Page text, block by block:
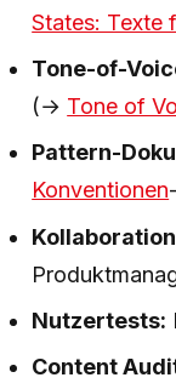
States: Texte
Tone-of-
(→ Tone of
Pattern-
Konventionen
Nutzertests:
Content